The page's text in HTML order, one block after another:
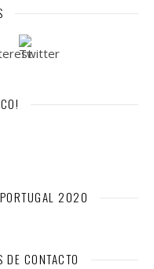
2020
CONTACTO